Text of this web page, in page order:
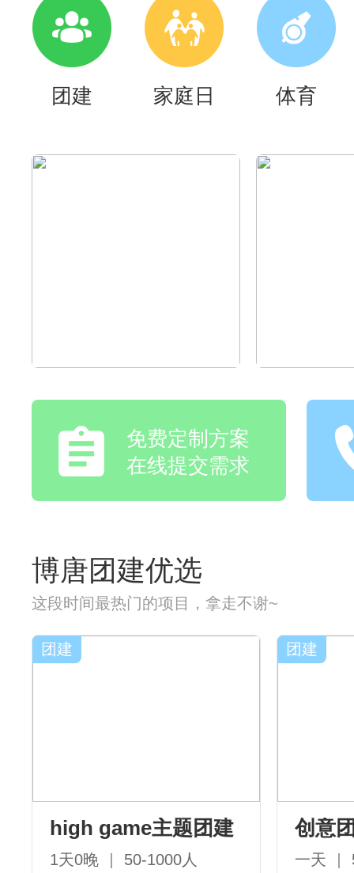
团建 家庭日 体育
免费定制方案
在线提交需求
博唐团建优选
这段时间最热门的项目，拿走不谢~
团建
high game主题团建
1天0晚 ｜ 50-1000人
团建
创意
一天 ｜